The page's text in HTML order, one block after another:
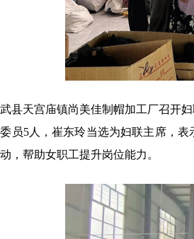
天宫庙镇尚美佳制帽加工厂召开妇
员5人，崔东玲当选为妇联主席，
，帮助女职工提升岗位能力。